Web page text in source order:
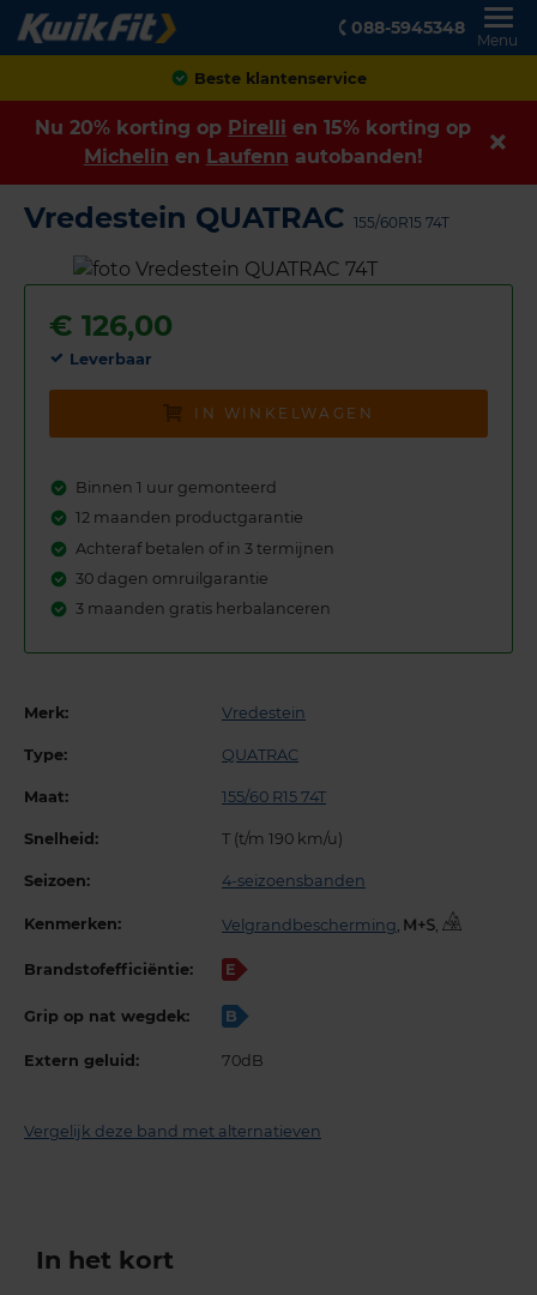
088-5945348
Menu
Achteraf betalen
Nu 20% korting op Pirelli en 15% korting op
Michelin en Laufenn autobanden!
Vredestein QUATRAC 155/60R15 74T
€ 126,00
Leverbaar
IN WINKELWAGEN
Binnen 1 uur gemonteerd
12 maanden productgarantie
Achteraf betalen of in 3 termijnen
30 dagen omruilgarantie
3 maanden gratis herbalanceren
Merk: Vredestein
Type: QUATRAC
Maat: 155/60 R15 74T
Snelheid: T (t/m 190 km/u)
Seizoen: 4-seizoensbanden
Kenmerken: Velgrandbescherming ,
Brandstofefficiëntie: E
Grip op nat wegdek: B
Extern geluid: 70dB
Vergelijk deze band met alternatieven
In het kort